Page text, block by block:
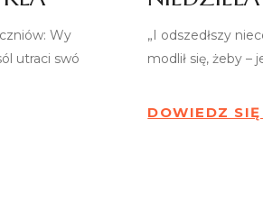
Wy
utraci swó
„I odszedłszy
modlił się, żeby –
DOWIEDZ